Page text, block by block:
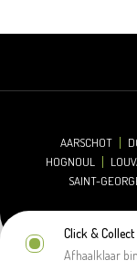
Click & Collect
Afhaalklaar
AARSCHOT
HOGNOUL
SAINT-